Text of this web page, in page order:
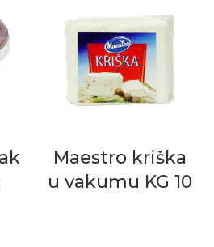
Maestro kriška
u vakumu KG 10